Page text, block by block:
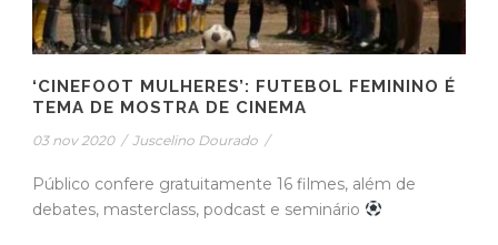
‘CINEFOOT MULHERES’: FUTEBOL FEMININO É
TEMA DE MOSTRA DE CINEMA
03 nov 2020 / Juscelino Dourado /
Público confere gratuitamente 16 filmes, além de
debates, masterclass, podcast e seminário